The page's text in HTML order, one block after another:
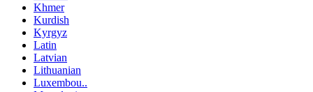
Khmer
Kurdish
Kyrgyz
Latin
Latvian
Lithuanian
Luxembou..